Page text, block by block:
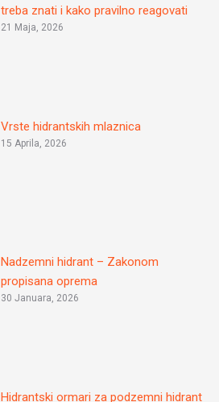
treba znati i kako pravilno reagovati
21 Maja, 2026
Vrste hidrantskih mlaznica
15 Aprila, 2026
Nadzemni hidrant – Zakonom
propisana oprema
30 Januara, 2026
Hidrantski ormari za podzemni hidrant